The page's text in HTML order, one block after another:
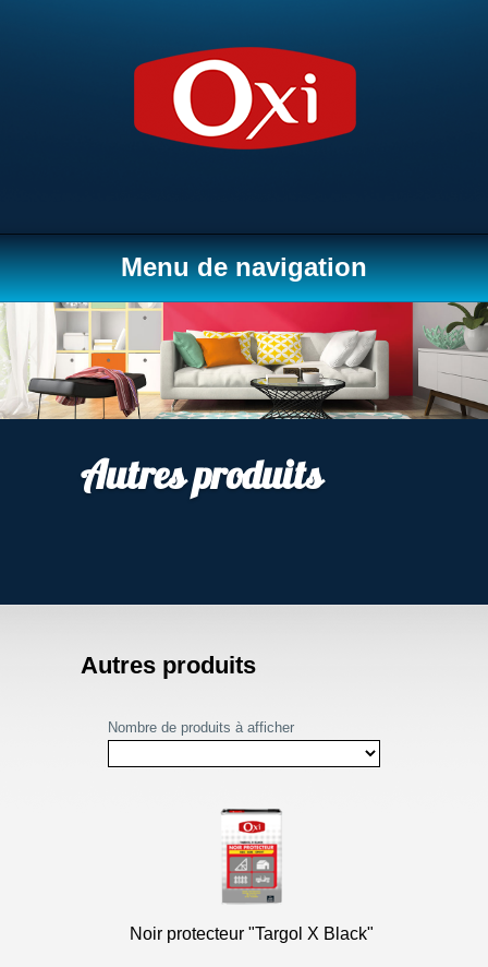
Menu de navigation
Autres produits
Autres produits
Nombre de produits à afficher
Noir protecteur "Targol X Black"